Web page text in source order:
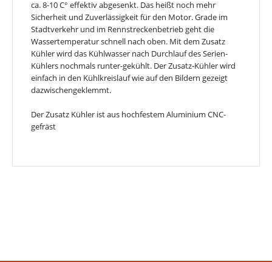
ca. 8-10 C° effektiv abgesenkt. Das heißt noch mehr
Sicherheit und Zuverlässigkeit für den Motor. Grade im
Stadtverkehr und im Rennstreckenbetrieb geht die
Wassertemperatur schnell nach oben. Mit dem Zusatz
Kühler wird das Kühlwasser nach Durchlauf des Serien-
Kühlers nochmals runter-gekühlt. Der Zusatz-Kühler wird
einfach in den Kühlkreislauf wie auf den Bildern gezeigt
dazwischengeklemmt.
Der Zusatz Kühler ist aus hochfestem Aluminium CNC-
gefräst